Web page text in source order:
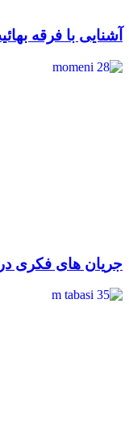
آشنایی با فرقه
جریان های فکری